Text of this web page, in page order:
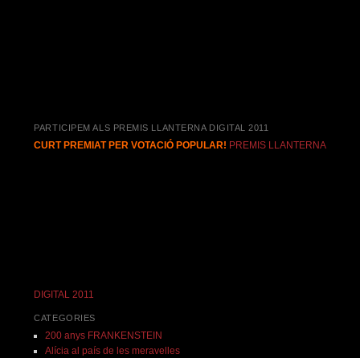
PARTICIPEM ALS PREMIS LLANTERNA DIGITAL 2011
CURT PREMIAT PER VOTACIÓ POPULAR! PREMIS LLANTERNA
DIGITAL 2011
CATEGORIES
200 anys FRANKENSTEIN
Alícia al país de les meravelles